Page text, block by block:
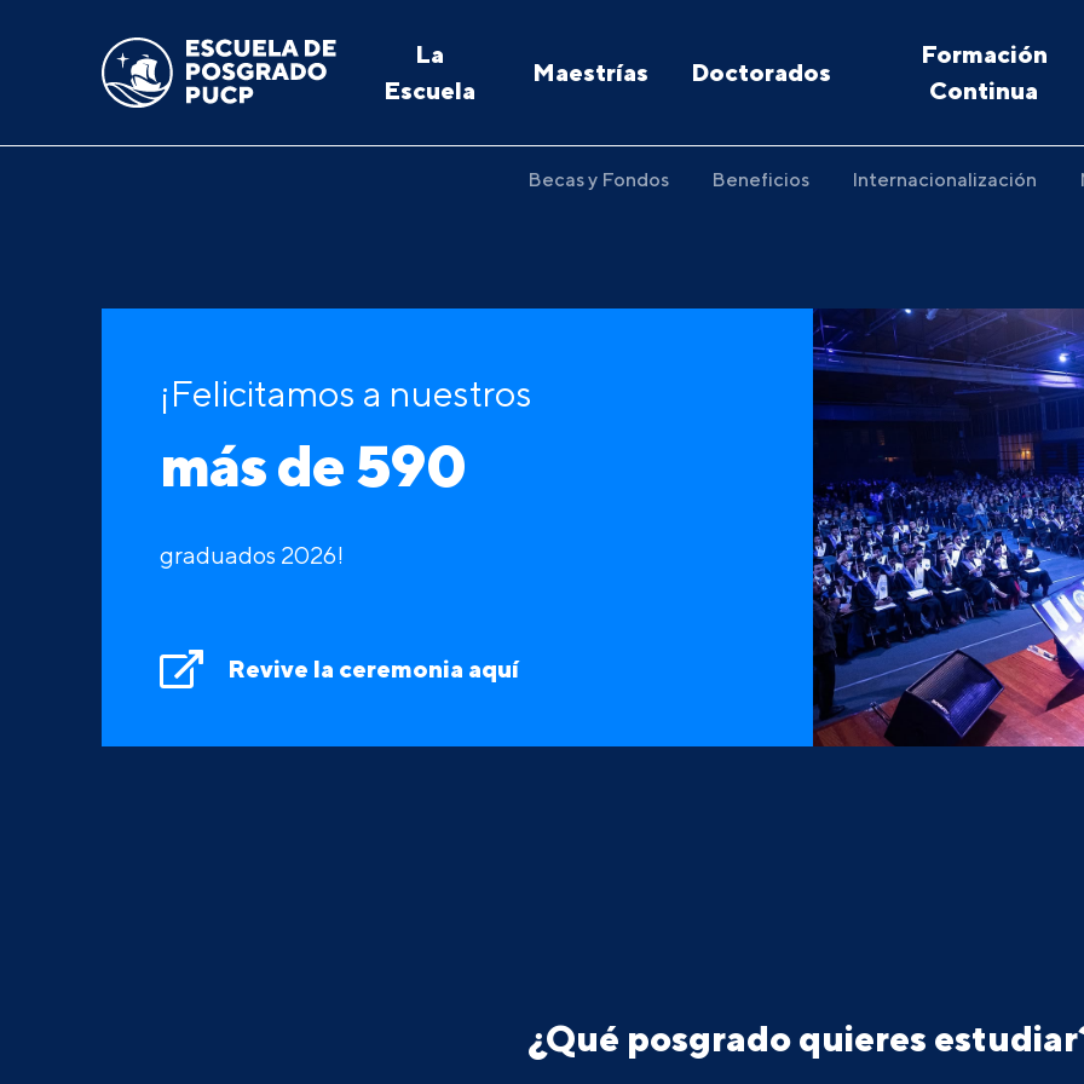
La
Escuela
Maestrías Doctorados
Formación
Continua
Becas y Fondos Beneficios Internacionalización
¡Felicitamos a nuestros
más de 590
graduados 2026!
Revive la ceremonia aquí
¿Qué posgrado quieres